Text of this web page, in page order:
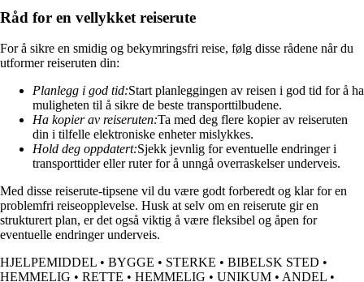
Råd for en vellykket reiserute
For å sikre en smidig og bekymringsfri reise, følg disse rådene når du
utformer reiseruten din:
Planlegg i god tid:Start planleggingen av reisen i god tid for å ha
muligheten til å sikre de beste transporttilbudene.
Ha kopier av reiseruten:Ta med deg flere kopier av reiseruten
din i tilfelle elektroniske enheter mislykkes.
Hold deg oppdatert:Sjekk jevnlig for eventuelle endringer i
transporttider eller ruter for å unngå overraskelser underveis.
Med disse reiserute-tipsene vil du være godt forberedt og klar for en
problemfri reiseopplevelse. Husk at selv om en reiserute gir en
strukturert plan, er det også viktig å være fleksibel og åpen for
eventuelle endringer underveis.
HJELPEMIDDEL • BYGGE • STERKE • BIBELSK STED •
HEMMELIG • RETTE • HEMMELIG • UNIKUM • ANDEL •